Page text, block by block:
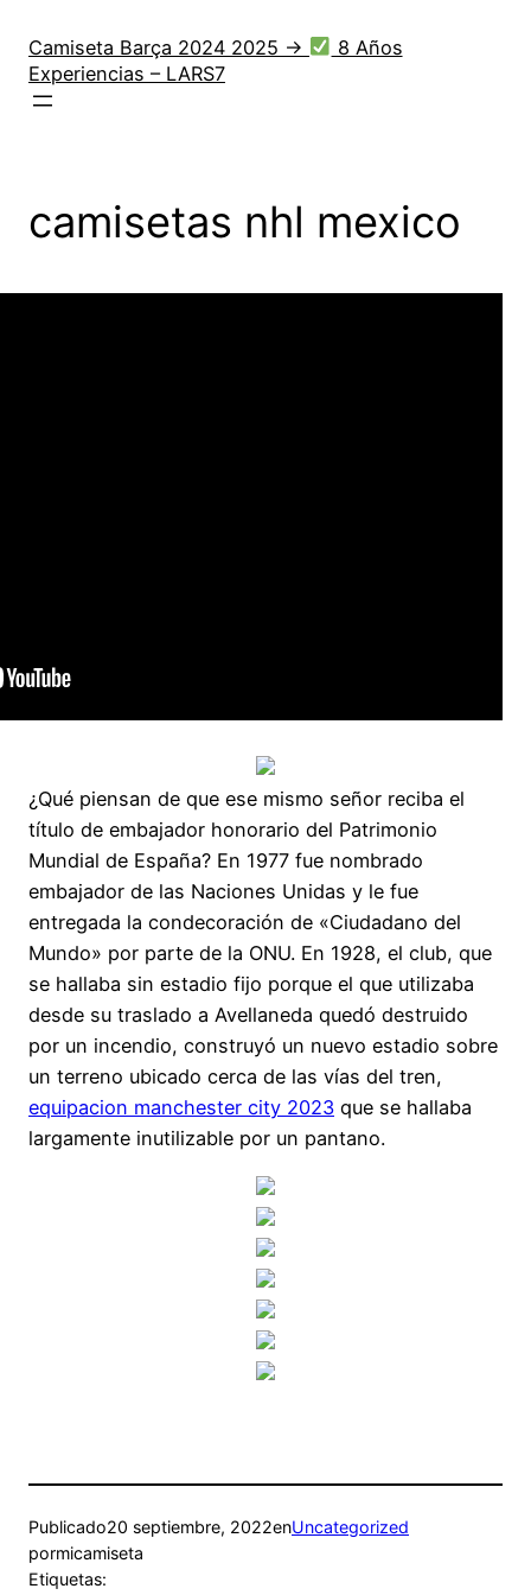
contenido
Camiseta Barça 2024 2025 →
8 Años
Experiencias – LARS7
camisetas nhl mexico
¿Qué piensan de que ese mismo señor reciba el
título de embajador honorario del Patrimonio
Mundial de España? En 1977 fue nombrado
embajador de las Naciones Unidas y le fue
entregada la condecoración de «Ciudadano del
Mundo» por parte de la ONU. En 1928, el club, que
se hallaba sin estadio fijo porque el que utilizaba
desde su traslado a Avellaneda quedó destruido
por un incendio, construyó un nuevo estadio sobre
un terreno ubicado cerca de las vías del tren,
equipacion manchester city 2023 que se hallaba
largamente inutilizable por un pantano.
Publicado20 septiembre, 2022enUncategorized
pormicamiseta
Etiquetas: